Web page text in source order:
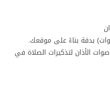
بدقة بناءً على موقعك.
الأذان لتذكيرات الصلاة في